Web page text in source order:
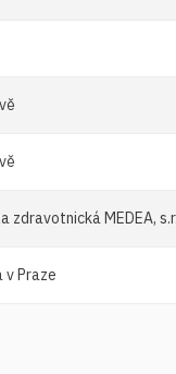
zdravotnická MEDEA,
v Praze